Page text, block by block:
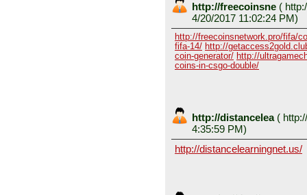
http://freecoinsne (
4/20/2017 11:02:24 PM)
http://freecoinsnetwork.pro/fifa/
fifa-14/ http://
coin-generator/ http://
coins-in-csgo-double/
http://distancelea (
4:35:59 PM)
http://distancelearningnet.us/